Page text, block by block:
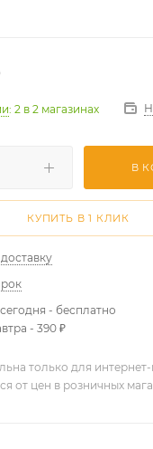
: 2 в 2 магазинах
В
КУПИТЬ В 1 КЛИК
- бесплатно
- 390 ₽
только для
от цен в розничных